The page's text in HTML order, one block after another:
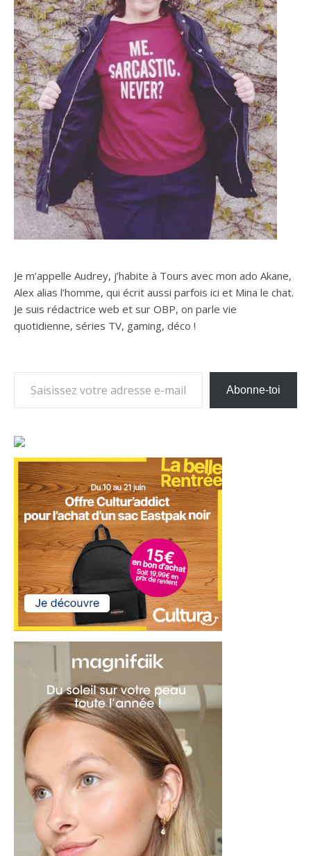
Je m’appelle Audrey, j’habite à Tours avec mon ado Akane,
Alex alias l’homme, qui écrit aussi parfois ici et Mina le chat.
Je suis rédactrice web et sur OBP, on parle vie
quotidienne, séries TV, gaming, déco !
Abonne-toi